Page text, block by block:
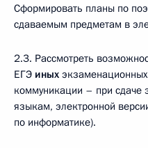
Сформировать планы по
сдаваемым предметам в
2.3. Рассмотреть
ЕГЭ иных
коммуникации – при сдаче
языкам, электронной
по информатике).